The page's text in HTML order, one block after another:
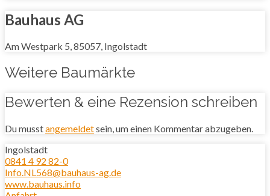
Bauhaus AG
Am Westpark 5, 85057, Ingolstadt
Weitere Baumärkte
Bewerten & eine Rezension schreiben
Du musstangemeldetsein, um einen Kommentar abzugeben.
Ingolstadt
0841 4 92 82-0
Info.NL568@bauhaus-ag.de
www.bauhaus.info